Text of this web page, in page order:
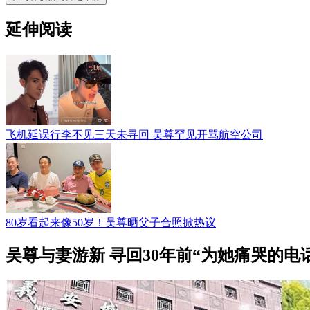
延伸阅读
飞机延误行李不见三天未寻回 吴尊罕见开骂航空公司
80岁看起来像50岁！吴尊晒父子合照掀热议
吴尊与妻游新 寻回30年前“为她痛哭的电